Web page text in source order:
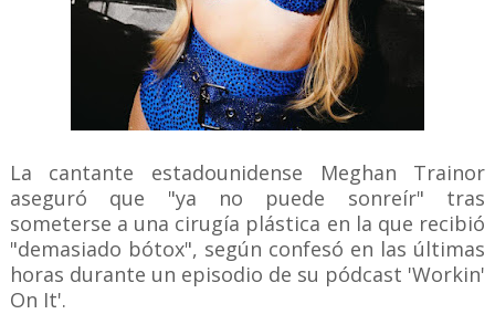
La cantante estadounidense Meghan Trainor
aseguró que "ya no puede sonreír" tras
someterse a una cirugía plástica en la que recibió
"demasiado bótox", según confesó en las últimas
horas durante un episodio de su pódcast 'Workin'
On It'.